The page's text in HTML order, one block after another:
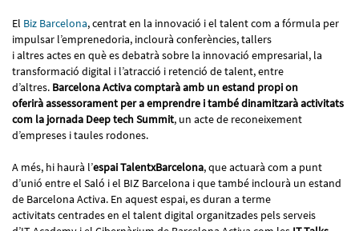
El Biz Barcelona, centrat en la innovació i el talent com a fórmula per
impulsar l’emprenedoria, inclourà conferències, tallers
i altres actes en què es debatrà sobre la innovació empresarial, la
transformació digital i l’atracció i retenció de talent, entre
d’altres. Barcelona Activa comptarà amb un estand propi on
oferirà assessorament per a emprendre i també dinamitzarà activitats
com la jornada Deep tech Summit, un acte de reconeixement
d’empreses i taules rodones.
A més, hi haurà l’espai TalentxBarcelona, que actuarà com a punt
d’unió entre el Saló i el BIZ Barcelona i que també inclourà un estand
de Barcelona Activa. En aquest espai, es duran a terme
activitats centrades en el talent digital organitzades pels serveis